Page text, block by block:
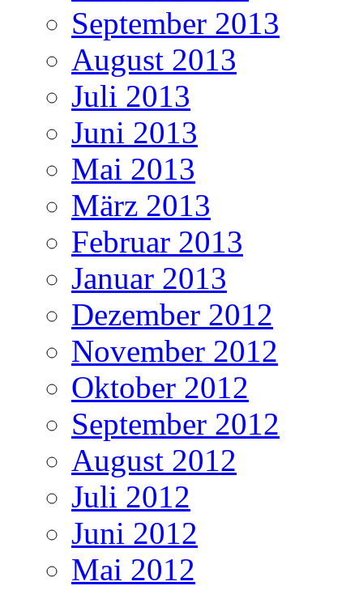
September 2013
August 2013
Juli 2013
Juni 2013
Mai 2013
März 2013
Februar 2013
Januar 2013
Dezember 2012
November 2012
Oktober 2012
September 2012
August 2012
Juli 2012
Juni 2012
Mai 2012